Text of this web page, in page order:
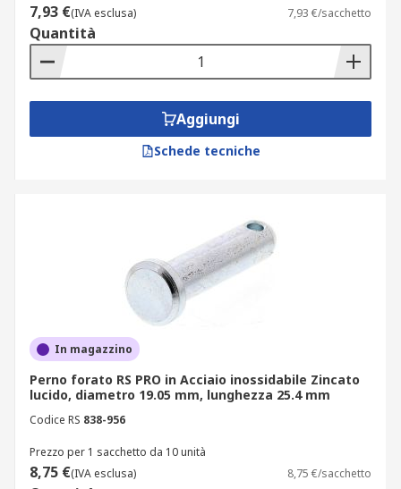
7,93 €(IVA esclusa) 7,93 €/sacchetto
Quantità
Aggiungi
Schede tecniche
In magazzino
Perno forato RS PRO in Acciaio inossidabile Zincato
lucido, diametro 19.05 mm, lunghezza 25.4 mm
Codice RS 838-956
Prezzo per 1 sacchetto da 10 unità
8,75 €(IVA esclusa) 8,75 €/sacchetto